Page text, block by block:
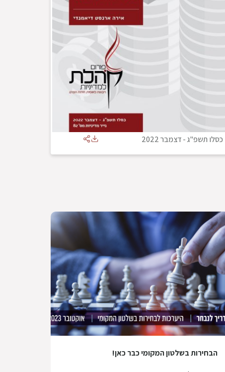
כסלו תשפ"ג-דצמבר 2022
הבחירות בשלטון המקומי כבר כאן!